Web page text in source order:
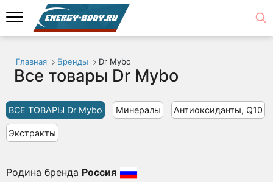
Главная Бренды Dr Mybo
Все товары Dr Mybo
ВСЕ ТОВАРЫ Dr Mybo Минералы Антиоксиданты, Q10
Экстракты
Родина бренда Россия